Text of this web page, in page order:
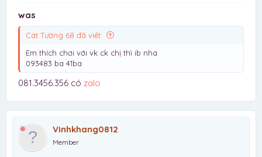
was
Cát Tường 68 đã viết:
Em thích chơi với vk ck chị thì ib nha
093483 ba 41ba
081.3456.356 có zalo
Vinhkhang0812
Member